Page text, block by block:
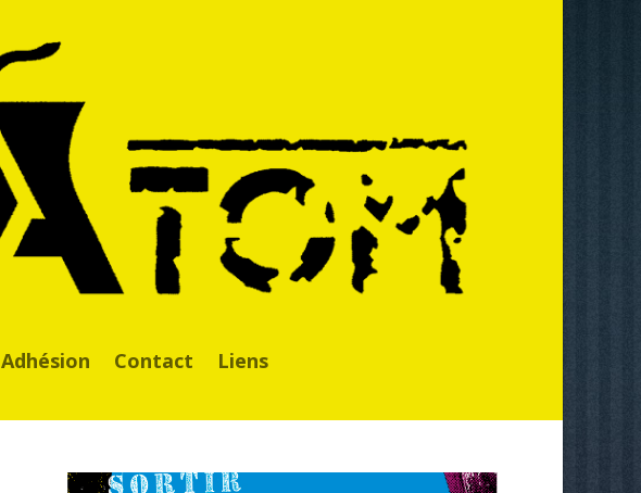
Adhésion Contact Liens